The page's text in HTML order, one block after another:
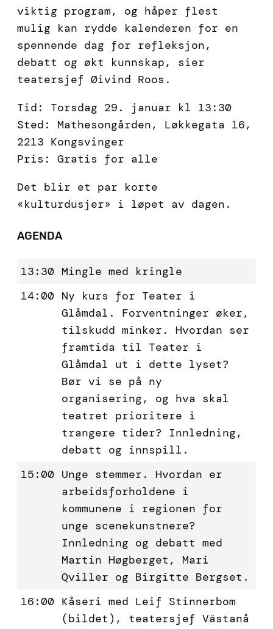
viktig program, og håper flest
mulig kan rydde kalenderen for en
spennende dag for refleksjon,
debatt og økt kunnskap, sier
teatersjef Øivind Roos.
Tid: Torsdag 29. januar kl 13:30
Sted: Mathesongården, Løkkegata 16,
2213 Kongsvinger
Pris: Gratis for alle
Det blir et par korte
«kulturdusjer» i løpet av dagen.
AGENDA
13:30 Mingle med kringle
14:00 Ny kurs for Teater i
Glåmdal. Forventninger øker,
tilskudd minker. Hvordan ser
framtida til Teater i
Glåmdal ut i dette lyset?
Bør vi se på ny
organisering, og hva skal
teatret prioritere i
trangere tider? Innledning,
debatt og innspill.
15:00 Unge stemmer. Hvordan er
arbeidsforholdene i
kommunene i regionen for
unge scenekunstnere?
Innledning og debatt med
Martin Høgberget, Mari
Qviller og Birgitte Bergset.
16:00 Kåseri med Leif Stinnerbom
(bildet), teatersjef Västanå